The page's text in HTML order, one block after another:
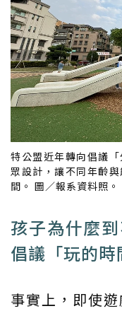
特公盟近年轉向倡議
眾設計，讓不同年齡
間。 圖／報系資料照。
孩子為什麼
倡議「玩的時
事實上，即使